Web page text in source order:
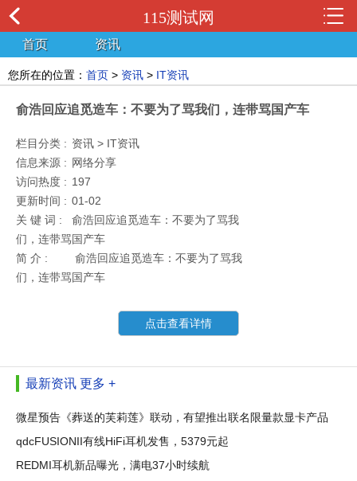
115测试网
首页 资讯
您所在的位置： 首页 > 资讯 > IT资讯
俞浩回应追觅造车：不要为了骂我们，连带骂国产车
栏目分类 : 资讯 > IT资讯
信息来源 : 网络分享
访问热度 : 197
更新时间 : 01-02
关 键 词 :
俞浩回应追觅造车：不要为了骂我
们，连带骂国产车
简 介 :
俞浩回应追觅造车：不要为了骂我
们，连带骂国产车
点击查看详情
最新资讯 更多 +
微星预告《葬送的芙莉莲》联动，有望推出联名限量款显卡产品
qdcFUSIONII有线HiFi耳机发售，5379元起
REDMI耳机新品曝光，满电37小时续航